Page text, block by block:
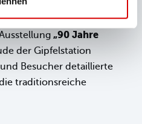
und Wartung der
Bau und die
„90 Jahre
der Gipfelstation
Besucher detaillierte
traditionsreiche